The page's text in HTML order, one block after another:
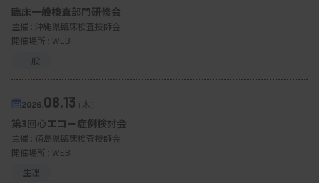
臨床一般検査部門研修会
主催 : 沖縄県臨床検査技師会
開催場所 : WEB
一般
2026. 08.13（木）
第3回心エコー症例検討会
主催 : 徳島県臨床検査技師会
開催場所 : WEB
生理